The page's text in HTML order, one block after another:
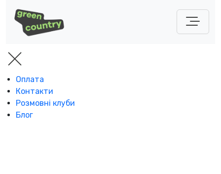
Оплата
Контакти
Розмовні клуби
Блог